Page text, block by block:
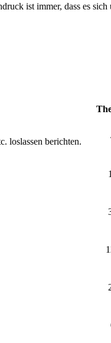
ist immer, dass es sich
loslassen berichten.